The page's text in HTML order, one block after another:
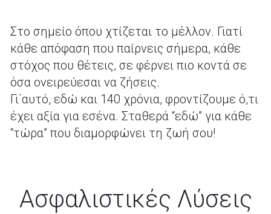
Στο σημείο όπου χτίζεται το μέλλον. Γιατί
κάθε απόφαση που παίρνεις σήμερα, κάθε
στόχος που θέτεις, σε φέρνει πιο κοντά σε
όσα ονειρεύεσαι να ζήσεις.
Γι΄αυτό, εδώ και 140 χρόνια, φροντίζουμε ό,τι
έχει αξία για εσένα. Σταθερά “εδώ” για κάθε
“τώρα” που διαμορφώνει τη ζωή σου!
Ασφαλιστικές Λύσεις